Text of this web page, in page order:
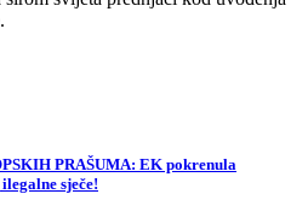
PRAŠUMA: EK pokrenula
sječe!